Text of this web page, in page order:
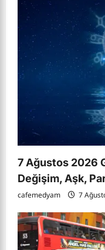
7 Ağustos 2026
Değişim, Aşk,
cafemedyam 7